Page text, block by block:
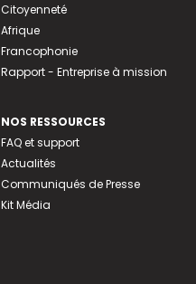
Citoyenneté
Afrique
Francophonie
Rapport - Entreprise à mission
NOS RESSOURCES
FAQ et support
Actualités
Communiqués de Presse
Kit Média